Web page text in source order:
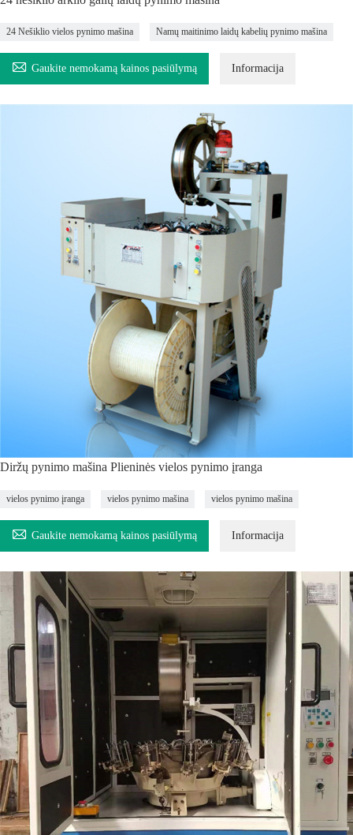
24 Nešiklio vielos pynimo mašina Namų maitinimo laidų kabelių pynimo mašina
 Gaukite nemokamą kainos pasiūlymą Informacija
Diržų pynimo mašina Plieninės vielos pynimo įranga
vielos pynimo įranga vielos pynimo mašina vielos pynimo mašina
 Gaukite nemokamą kainos pasiūlymą Informacija